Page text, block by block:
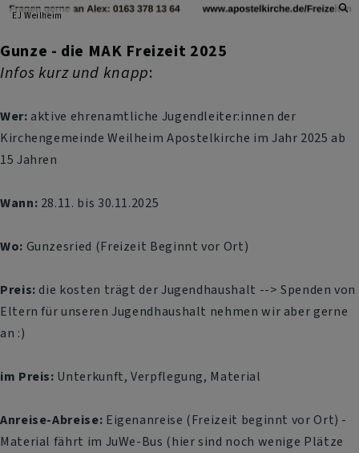
EJ Weilheim
Gunze - die MAK Freizeit 2025
Infos kurz und knapp:
Wer: aktive ehrenamtliche Jugendleiter:innen der
Kirchengemeinde Weilheim Apostelkirche im Jahr 2025 ab
15 Jahren
Wann: 28.11. bis 30.11.2025
Wo: Gunzesried (Freizeit Beginnt vor Ort)
Preis:die kosten trägt der Jugendhaushalt --> Spenden von
Eltern für unseren Jugendhaushalt nehmen wir aber gerne
an :)
im Preis: Unterkunft, Verpflegung, Material
Anreise-Abreise: Eigenanreise (Freizeit beginnt vor Ort) -
Material fährt im JuWe-Bus (hier sind noch wenige Plätze